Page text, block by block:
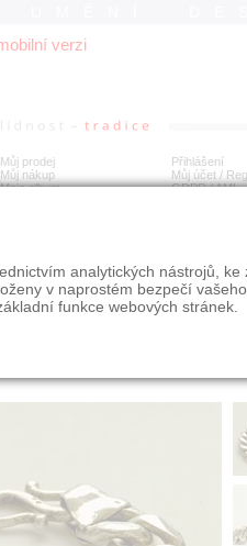
verzi
Můj prodej
Můj nákup
Moje album
Přihlášení
Můj účet /
GDPR/AML
g
analytických nástrojů,
v naprostém bezpečí
funkce webových stránek.